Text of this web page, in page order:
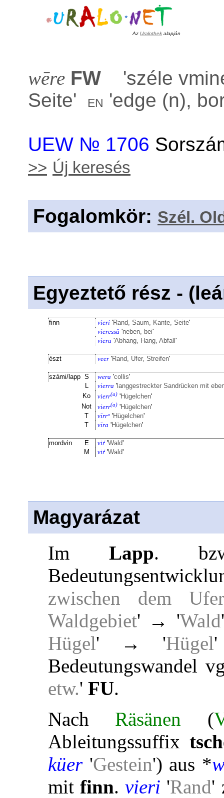
Az Uralothek alapján
wēre FW 'széle
Seite' en 'edge (n),
UEW № 1706
>> Új keresés
Fogalomkör: Szél.
Egyeztető rész -
finn vieri 'Rand, Saum, Kante, Seite'
vieressä 'neben, bei'
vieru 'Abhang, Hang, Abfall '
észt veer 'Rand, Ufer, Streifen'
számi/lapp S wera 'collis'
L
vierra ' langgestreckter Sandrücken mit
Ko
vierr(a) 'Hügelchen'
Not
vierr(a) 'Hügelchen'
T
vīrrᵅ 'Hügelchen'
T
vīra 'Hügelchen'
mordvin E viŕ'Wald'
M
viŕ'Wald'
Magyarázat
ImLapp.
zwischen dem
Waldgebiet' → 'Wald
Hügel' → 'Hügel
Bedeutungswandel
etw.' FU.
Nach Räsänen (
Ableitungssuffix
küer'Gestein') aus *
mitfinn.vieri 'Rand'